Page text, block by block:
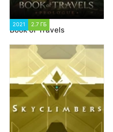
2021 2.7 ГБ
Book of Travels